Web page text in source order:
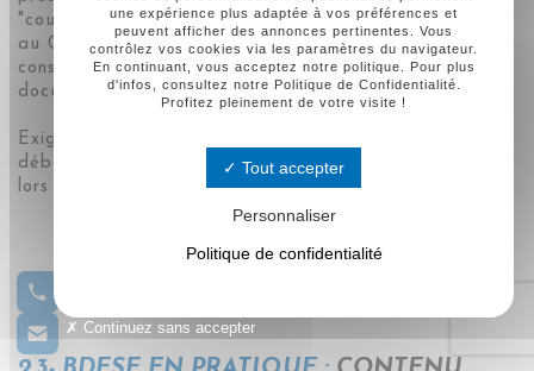
"coursiers" ou de les bâillonner. Erreur. Votre présence
au Conseil d’Administration estindépendantede la
consultation économique. Chaque élu doit recevoir ses
documents de l’employeur directement.
Exigez une présentation proche de l'AG pour éviter de
débattre sur des chiffres périmés, cinq mois plus tard,
lors de la consultation.
01 30 09 89 09
une expérience plus adaptée à vos préférences et
peuvent afficher des annonces pertinentes. Vous
contrôlez vos cookies via les paramètres du navigateur.
En continuant, vous acceptez notre politique. Pour plus
d'infos, consultez notre Politique de Confidentialité.
Profitez pleinement de votre visite !
Tout accepter
Personnaliser
Politique de confidentialité
Continuez sans accepter